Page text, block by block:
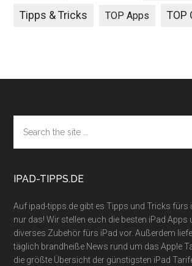
Tipps & Tricks TOP Apps TOP
Footer
the
site
IPAD-TIPPS.DE
Auf ipad-tipps.de gibt es Tipps und Tricks fürs
nur das! Wir stellen euch die besten iPad
diverses Zubehör fürs iPad vor. Außerdem
täglich brandheiße News rund um das Apple
die größte Übersicht der günstigsten iPad